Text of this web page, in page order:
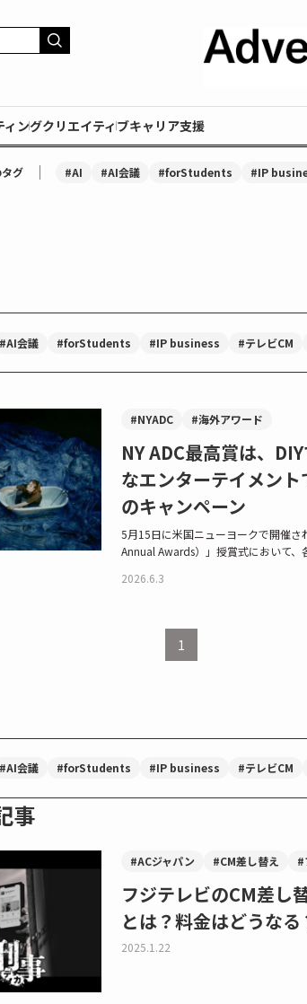
ィングクリエイティブキャリア支援
グ ｜ #AI #AI会議 #forStudents #IP
#AI会議 #forStudents #IP business #テレビCM
#NYADC #海外アワード
NY ADC最高賞は、
なエンターテイメン
のキャンペーン
5月15日に米国ニューヨークで開催さ
Annual Awards）」授賞式において、
2026.6.3
1
#AI会議 #forStudents #IP business #テレビCM
事
#ACジャパン #CM差し替え #
フジテレビのCM差し
とは？料金はどうなる
2025.1.22